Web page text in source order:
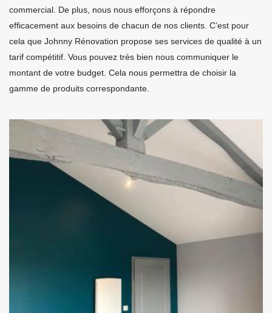
commercial. De plus, nous nous efforçons à répondre
efficacement aux besoins de chacun de nos clients. C’est pour
cela que Johnny Rénovation propose ses services de qualité à un
tarif compétitif. Vous pouvez très bien nous communiquer le
montant de votre budget. Cela nous permettra de choisir la
gamme de produits correspondante.